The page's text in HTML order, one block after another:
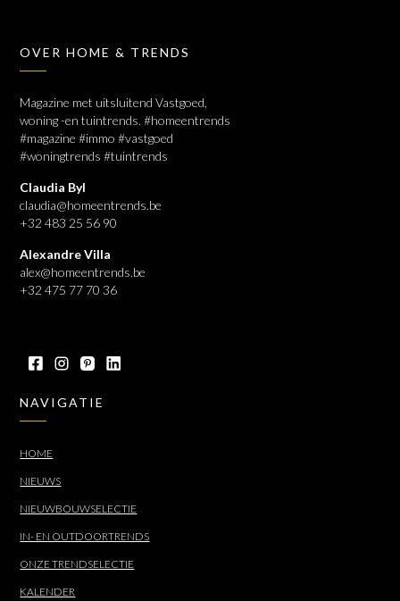
OVER HOME & TRENDS
Magazine met uitsluitend Vastgoed,
woning -en tuintrends. #homeentrends
#magazine #immo #vastgoed
#woningtrends #tuintrends
Claudia Byl
claudia@homeentrends.be
+32 483 25 56 90
Alexandre Villa
alex@homeentrends.be
+32 475 77 70 36
NAVIGATIE
HOME
NIEUWS
NIEUWBOUWSELECTIE
IN- EN OUTDOORTRENDS
ONZE TRENDSELECTIE
KALENDER